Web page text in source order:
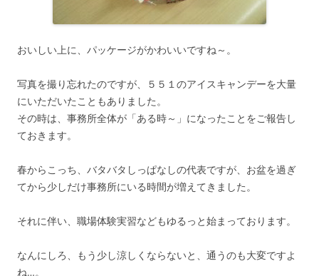
おいしい上に、パッケージがかわいいですね～。
写真を撮り忘れたのですが、５５１のアイスキャンデーを大量
にいただいたこともありました。
その時は、事務所全体が「ある時～」になったことをご報告し
ておきます。
春からこっち、バタバタしっぱなしの代表ですが、お盆を過ぎ
てから少しだけ事務所にいる時間が増えてきました。
それに伴い、職場体験実習などもゆるっと始まっております。
なんにしろ、もう少し涼しくならないと、通うのも大変ですよ
ね…。